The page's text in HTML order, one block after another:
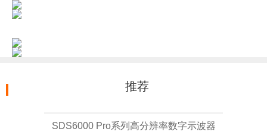
推荐
SDS6000 Pro系列高分辨率数字示波器